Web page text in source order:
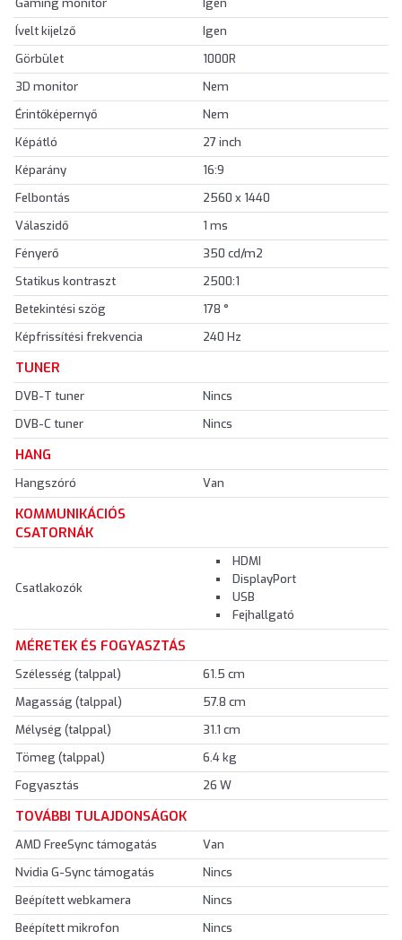
Gaming monitor
Igen
Ívelt kijelző
Igen
Görbület
1000R
3D monitor
Nem
Érintőképernyő
Nem
Képátló
27 inch
Képarány
16:9
Felbontás
2560 x 1440
Válaszidő
1 ms
Fényerő
350 cd/m2
Statikus kontraszt
2500:1
Betekintési szög
178 °
Képfrissítési frekvencia
240 Hz
TUNER
DVB-T tuner
Nincs
DVB-C tuner
Nincs
HANG
Hangszóró Van
KOMMUNIKÁCIÓS
CSATORNÁK
Csatlakozók
HDMI
DisplayPort
USB
Fejhallgató
MÉRETEK ÉS FOGYASZTÁS
Szélesség (talppal)
61.5 cm
Magasság (talppal)
57.8 cm
Mélység (talppal)
31.1 cm
Tömeg (talppal)
6.4 kg
Fogyasztás
26 W
TOVÁBBI TULAJDONSÁGOK
AMD FreeSync támogatás
Van
Nvidia G-Sync támogatás
Nincs
Beépített webkamera
Nincs
Beépített mikrofon
Nincs